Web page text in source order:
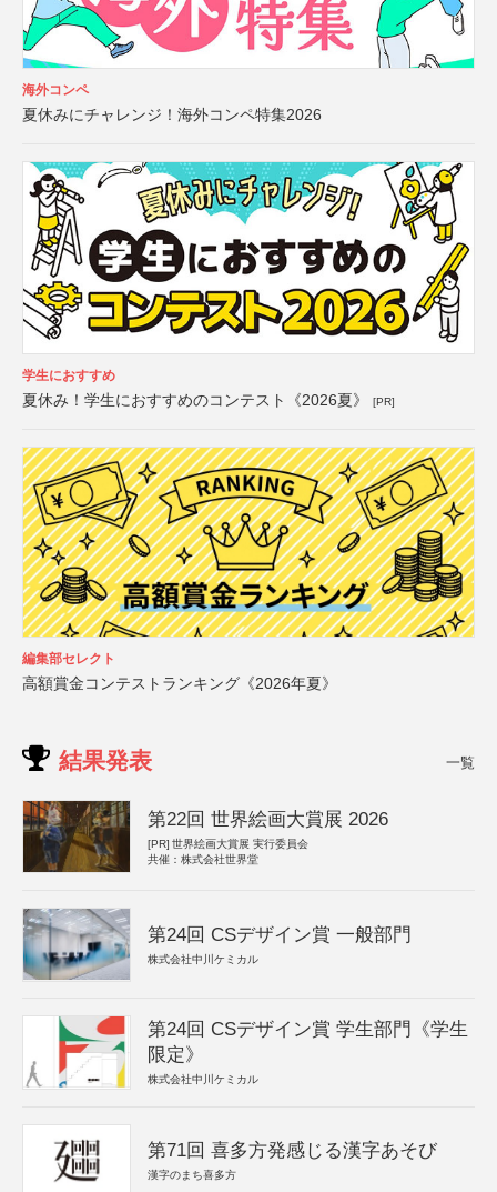
海外コンペ
夏休みにチャレンジ！海外コンペ特集2026
学生におすすめ
夏休み！学生におすすめのコンテスト《2026夏》 [PR]
編集部セレクト
高額賞金コンテストランキング《2026年夏》
結果発表 一覧
第22回 世界絵画大賞展 2026
[PR] 世界絵画大賞展 実行委員会
共催：株式会社世界堂
第24回 CSデザイン賞 一般部門
株式会社中川ケミカル
第24回 CSデザイン賞 学生部門《学生
限定》
株式会社中川ケミカル
第71回 喜多方発感じる漢字あそび
漢字のまち喜多方